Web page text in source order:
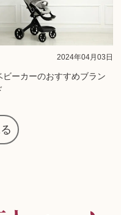
2024年04月03日
ビーカーのおすすめブラン